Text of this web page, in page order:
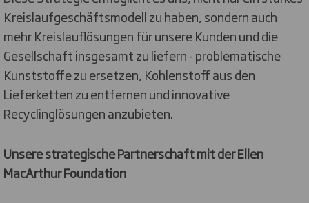
Kreislaufgeschäftsmodell zu haben, sondern auch
mehr Kreislauflösungen für unsere Kunden und die
Gesellschaft insgesamt zu liefern - problematische
Kunststoffe zu ersetzen, Kohlenstoff aus den
Lieferketten zu entfernen und innovative
Recyclinglösungen anzubieten.
Unsere strategische Partnerschaft mit der Ellen
MacArthur Foundation